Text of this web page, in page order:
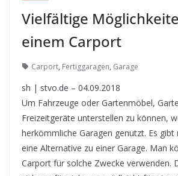
Vielfältige
einem Carport
Carport, Fertiggaragen, Garage
sh | stvo.de – 04.09.2018
Um Fahrzeuge oder Gartenmöbel,
Freizeitgeräte unterstellen zu können,
herkömmliche Garagen genutzt. Es gibt
eine Alternative zu einer Garage. Man
Carport für solche Zwecke verwenden.